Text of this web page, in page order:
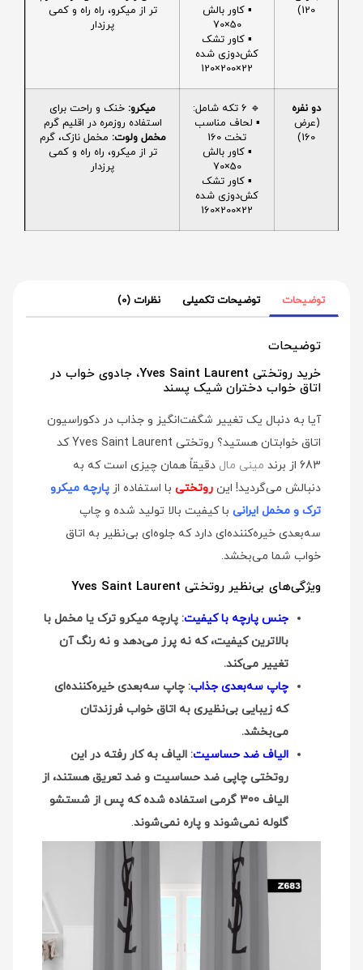
120)
▪️ کاور بالش
50×70
▪️ کاور تشک
کش‌دوزی شده
22×200×120
تر از میکرو، راه راه و کمی
پرزدار
دو نفره
(عرض
160)
🔹 6 تکه شامل:
▪️ لحاف مناسب
تخت 160
▪️ کاور بالش
50×70
▪️ کاور تشک
کش‌دوزی شده
22×200×160
میکرو: خنک و راحت برای
استفاده روزمره در اقلیم گرم
مخمل ولوت: مخمل نازک، گرم
تر از میکرو، راه راه و کمی
پرزدار
توضیحات توضیحات تکمیلی نظرات (0)
توضیحات
خرید روتختی Yves Saint Laurent، جادوی خواب در
اتاق خواب دختران شیک پسند
آیا به دنبال یک تغییر شگفت‌انگیز و جذاب در دکوراسیون
اتاق خوابتان هستید؟ روتختی Yves Saint Laurent کد
683 از برند
مینی مال دقیقاً همان چیزی است که به
دنبالش می‌گردید! این روتختی با استفاده از پارچه میکرو
ترک و مخمل ایرانی با کیفیت بالا تولید شده و چاپ
سه‌بعدی خیره‌کننده‌ای دارد که جلوه‌ای بی‌نظیر به اتاق
خواب شما می‌بخشد.
ویژگی‌های بی‌نظیر روتختی Yves Saint Laurent
جنس پارچه با کیفیت: پارچه میکرو ترک یا مخمل با
بالاترین کیفیت، که نه پرز می‌دهد و نه رنگ آن
تغییر می‌کند.
چاپ سه‌بعدی جذاب: چاپ سه‌بعدی خیره‌کننده‌ای
که زیبایی بی‌نظیری به اتاق خواب فرزندتان
می‌بخشد.
الیاف ضد حساسیت: الیاف به کار رفته در این
روتختی چاپی ضد حساسیت و ضد تعریق هستند، از
الیاف 300 گرمی استفاده شده که پس از شستشو
گلوله نمی‌شوند و پاره نمی‌شوند.